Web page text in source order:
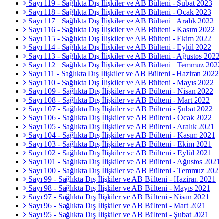
Sayı 119 - Sağlıkta Dış İlişkiler ve AB Bülteni - Şubat 2023
Sayı 118 - Sağlıkta Dış İlişkiler ve AB Bülteni - Ocak 2023
Sayı 117 - Sağlıkta Dış İlişkiler ve AB Bülteni - Aralık 2022
Sayı 116 - Sağlıkta Dış İlişkiler ve AB Bülteni - Kasım 2022
Sayı 115 - Sağlıkta Dış İlişkiler ve AB Bülteni - Ekim 2022
Sayı 114 - Sağlıkta Dış İlişkiler ve AB Bülteni - Eylül 2022
Sayı 113 - Sağlıkta Dış İlişkiler ve AB Bülteni - Ağustos 2022
Sayı 112 - Sağlıkta Dış İlişkiler ve AB Bülteni - Temmuz
Sayı 111 - Sağlıkta Dış İlişkiler ve AB Bülteni - Haziran 2022
Sayı 110 - Sağlıkta Dış İlişkiler ve AB Bülteni - Mayıs 2022
Sayı 109 - Sağlıkta Dış İlişkiler ve AB Bülteni - Nisan 2022
Sayı 108 - Sağlıkta Dış İlişkiler ve AB Bülteni - Mart 2022
Sayı 107 - Sağlıkta Dış İlişkiler ve AB Bülteni - Şubat 2022
Sayı 106 - Sağlıkta Dış İlişkiler ve AB Bülteni - Ocak 2022
Sayı 105 - Sağlıkta Dış İlişkiler ve AB Bülteni - Aralık 2021
Sayı 104 - Sağlıkta Dış İlişkiler ve AB Bülteni - Kasım 2021
Sayı 103 - Sağlıkta Dış İlişkiler ve AB Bülteni - Ekim 2021
Sayı 102 - Sağlıkta Dış İlişkiler ve AB Bülteni - Eylül 2021
Sayı 101 - Sağlıkta Dış İlişkiler ve AB Bülteni - Ağustos 2021
Sayı 100 - Sağlıkta Dış İlişkiler ve AB Bülteni - Temmuz
Sayı 99 - Sağlıkta Dış İlişkiler ve AB Bülteni - Haziran 2021
Sayı 98 - Sağlıkta Dış İlişkiler ve AB Bülteni - Mayıs 2021
Sayı 97 - Sağlıkta Dış İlişkiler ve AB Bülteni - Nisan 2021
Sayı 96 - Sağlıkta Dış İlişkiler ve AB Bülteni - Mart 2021
Sayı 95 - Sağlıkta Dış İlişkiler ve AB Bülteni - Şubat 2021